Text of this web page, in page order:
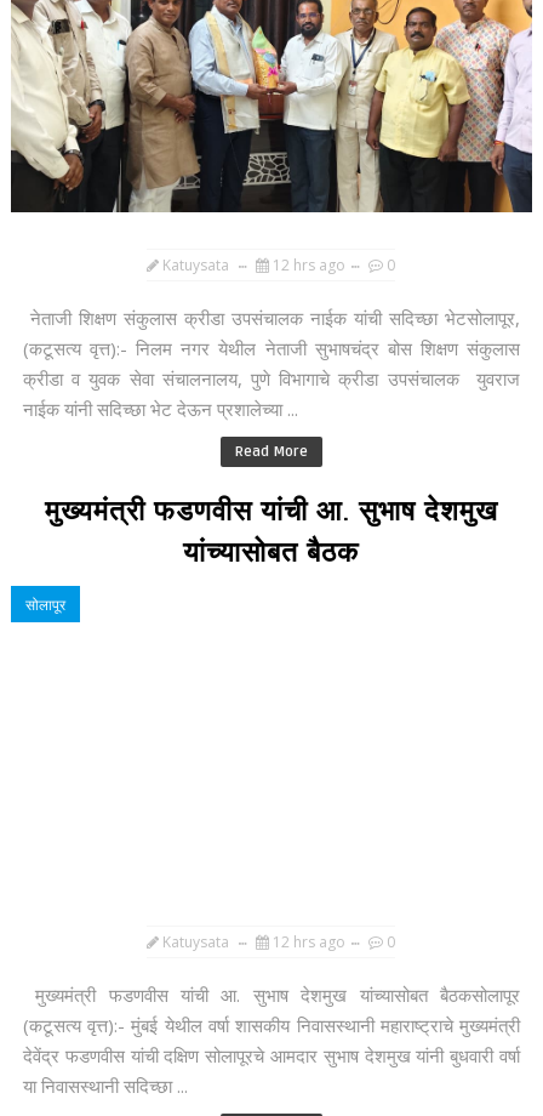
Katuysata 12 hrs ago 0
नेताजी शिक्षण संकुलास क्रीडा उपसंचालक नाईक यांची सदिच्छा भेटसोलापूर,
(कटूसत्य वृत्त):- निलम नगर येथील नेताजी सुभाषचंद्र बोस शिक्षण संकुलास
क्रीडा व युवक सेवा संचालनालय, पुणे विभागाचे क्रीडा उपसंचालक युवराज
नाईक यांनी सदिच्छा भेट देऊन प्रशालेच्या ...
Read More
मुख्यमंत्री फडणवीस यांची आ. सुभाष देशमुख
यांच्यासोबत बैठक
सोलापूर
Katuysata 12 hrs ago 0
मुख्यमंत्री फडणवीस यांची आ. सुभाष देशमुख यांच्यासोबत बैठकसोलापूर
(कटूसत्य वृत्त):- मुंबई येथील वर्षा शासकीय निवासस्थानी महाराष्ट्राचे मुख्यमंत्री
देवेंद्र फडणवीस यांची दक्षिण सोलापूरचे आमदार सुभाष देशमुख यांनी बुधवारी वर्षा
या निवासस्थानी सदिच्छा ...